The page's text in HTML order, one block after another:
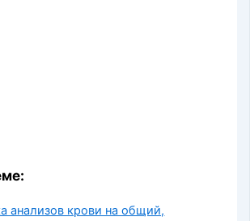
анализов крови на общий,